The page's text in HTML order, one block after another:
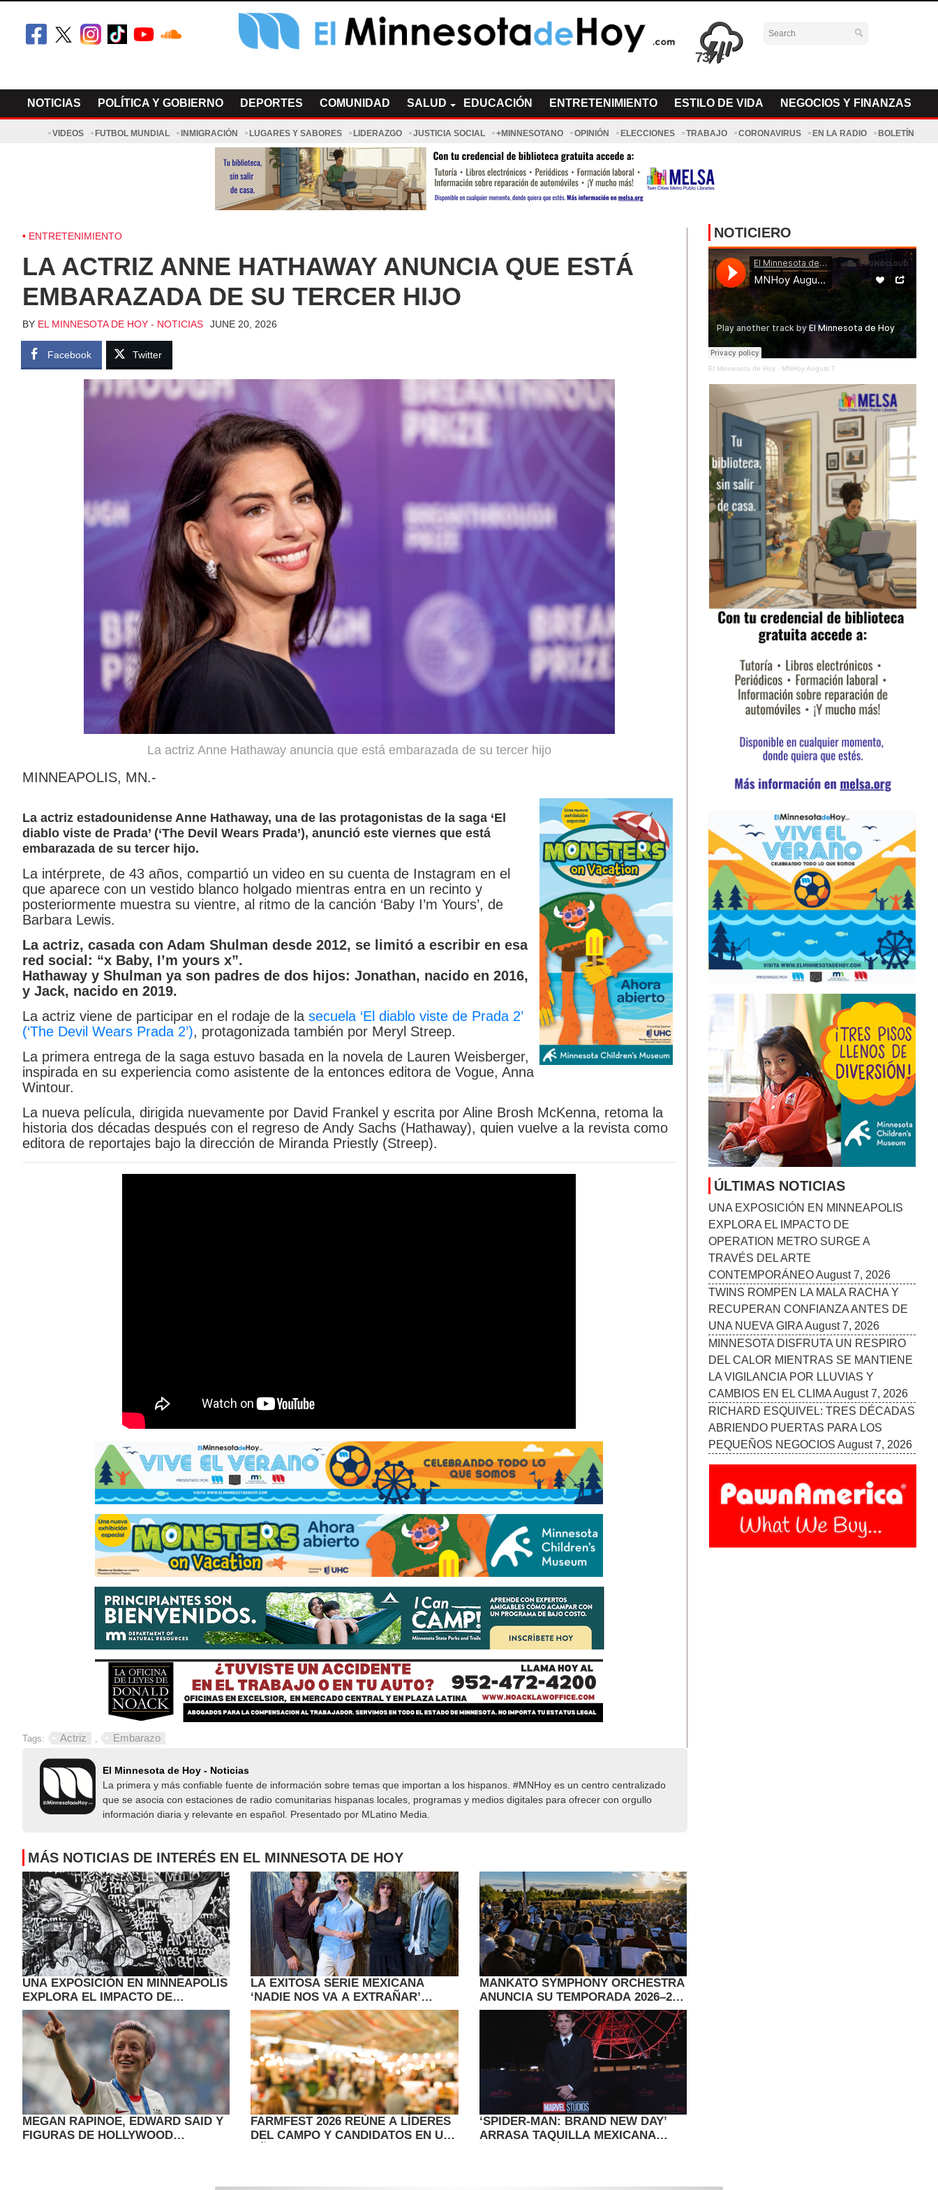
73°
NOTICIAS POLÍTICA Y GOBIERNO DEPORTES COMUNIDAD SALUD EDUCACIÓN ENTRETENIMIENTO ESTILO DE VIDA NEGOCIOS Y FINANZAS
VIDEOS FUTBOL MUNDIAL INMIGRACIÓN LUGARES Y SABORES LIDERAZGO JUSTICIA SOCIAL +MINNESOTANO OPINIÓN ELECCIONES TRABAJO CORONAVIRUS EN LA RADIO BOLETÍN
ENTRETENIMIENTO
LA ACTRIZ ANNE HATHAWAY ANUNCIA QUE ESTÁ
EMBARAZADA DE SU TERCER HIJO
BY EL MINNESOTA DE HOY - NOTICIAS JUNE 20, 2026
Facebook Twitter
La actriz Anne Hathaway anuncia que está embarazada de su tercer hijo
MINNEAPOLIS, MN.-
La actriz estadounidense Anne Hathaway, una de las protagonistas de la saga ‘El
diablo viste de Prada’ (‘The Devil Wears Prada’), anunció este viernes que está
embarazada de su tercer hijo.
La intérprete, de 43 años, compartió un video en su cuenta de Instagram en el
que aparece con un vestido blanco holgado mientras entra en un recinto y
posteriormente muestra su vientre, al ritmo de la canción ‘Baby I’m Yours’, de
Barbara Lewis.
La actriz, casada con Adam Shulman desde 2012, se limitó a escribir en esa
red social: “x Baby, I’m yours x”.
Hathaway y Shulman ya son padres de dos hijos: Jonathan, nacido en 2016,
y Jack, nacido en 2019.
La actriz viene de participar en el rodaje de la secuela ‘El diablo viste de Prada 2’
(‘The Devil Wears Prada 2’), protagonizada también por Meryl Streep.
La primera entrega de la saga estuvo basada en la novela de Lauren Weisberger,
inspirada en su experiencia como asistente de la entonces editora de Vogue, Anna
Wintour.
La nueva película, dirigida nuevamente por David Frankel y escrita por Aline Brosh McKenna, retoma la
historia dos décadas después con el regreso de Andy Sachs (Hathaway), quien vuelve a la revista como
editora de reportajes bajo la dirección de Miranda Priestly (Streep).
Tags: Actriz , Embarazo
El Minnesota de Hoy - Noticias
La primera y más confiable fuente de información sobre temas que importan a los hispanos. #MNHoy es un centro centralizado
que se asocia con estaciones de radio comunitarias hispanas locales, programas y medios digitales para ofrecer con orgullo
información diaria y relevante en español. Presentado por MLatino Media.
MÁS NOTICIAS DE INTERÉS EN EL MINNESOTA DE HOY
UNA EXPOSICIÓN EN MINNEAPOLIS
EXPLORA EL IMPACTO DE
OPERATION METRO SURGE A
TRAVÉS DEL ARTE
CONTEMPORÁNEO
LA EXITOSA SERIE MEXICANA
‘NADIE NOS VA A EXTRAÑAR’
VUELVE A RETRATAR LA HERIDA
JUVENIL
MANKATO SYMPHONY ORCHESTRA
ANUNCIA SU TEMPORADA 2026–27:
“STORIES IN SOUND”
MEGAN RAPINOE, EDWARD SAID Y
FIGURAS DE HOLLYWOOD
FARMFEST 2026 REÚNE A LÍDERES
DEL CAMPO Y CANDIDATOS EN UN
‘SPIDER-MAN: BRAND NEW DAY’
ARRASA TAQUILLA MEXICANA
NOTICIERO
El Minnesota de Hoy· MNHoy August 7
ÚLTIMAS NOTICIAS
UNA EXPOSICIÓN EN MINNEAPOLIS
EXPLORA EL IMPACTO DE
OPERATION METRO SURGE A
TRAVÉS DEL ARTE
CONTEMPORÁNEO August 7, 2026
TWINS ROMPEN LA MALA RACHA Y
RECUPERAN CONFIANZA ANTES DE
UNA NUEVA GIRA August 7, 2026
MINNESOTA DISFRUTA UN RESPIRO
DEL CALOR MIENTRAS SE MANTIENE
LA VIGILANCIA POR LLUVIAS Y
CAMBIOS EN EL CLIMA August 7, 2026
RICHARD ESQUIVEL: TRES DÉCADAS
ABRIENDO PUERTAS PARA LOS
PEQUEÑOS NEGOCIOS August 7, 2026